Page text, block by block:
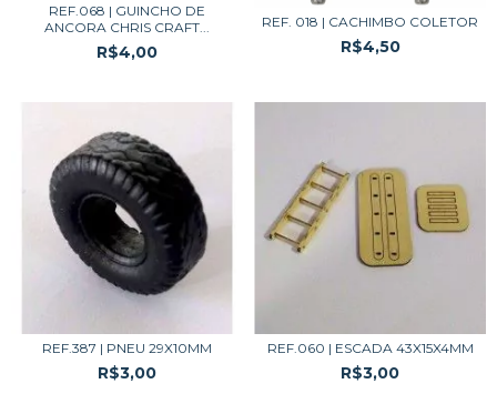
REF.068 | GUINCHO DE
ANCORA CHRIS CRAFT...
R$4,00
REF. 018 | CACHIMBO COLETOR
R$4,50
REF.387 | PNEU 29X10MM
R$3,00
REF.060 | ESCADA 43X15X4MM
R$3,00